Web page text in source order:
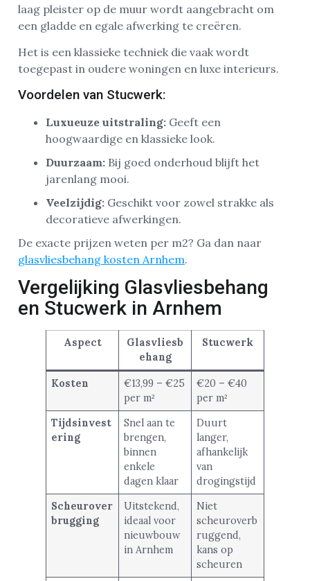
laag pleister op de muur wordt aangebracht om
een gladde en egale afwerking te creëren.
Het is een klassieke techniek die vaak wordt
toegepast in oudere woningen en luxe interieurs.
Voordelen van Stucwerk:
Luxueuze uitstraling: Geeft een
hoogwaardige en klassieke look.
Duurzaam: Bij goed onderhoud blijft het
jarenlang mooi.
Veelzijdig: Geschikt voor zowel strakke als
decoratieve afwerkingen.
De exacte prijzen weten per m2? Ga dan naar
glasvliesbehang kosten Arnhem.
Vergelijking Glasvliesbehang
en Stucwerk in Arnhem
Aspect
Glasvliesb
ehang
Stucwerk
Kosten
€13,99 – €25
per m²
€20 – €40
per m²
Tijdsinvest
ering
Snel aan te
brengen,
binnen
enkele
dagen klaar
Duurt
langer,
afhankelijk
van
drogingstijd
Scheurover
brugging
Uitstekend,
ideaal voor
nieuwbouw
in Arnhem
Niet
scheuroverb
ruggend,
kans op
scheuren